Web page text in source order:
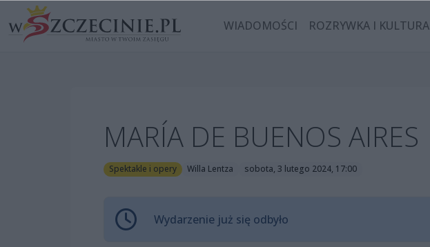
WIADOMOŚCI ROZRYWKA I KULTURA
MARÍA DE BUENOS AIRES
Spektakle i opery Willa Lentza sobota, 3 lutego 2024, 17:00
Wydarzenie już się odbyło